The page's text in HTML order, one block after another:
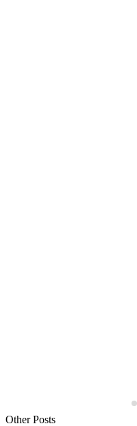
Other Posts